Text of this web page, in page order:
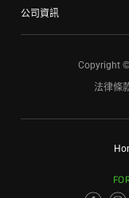
公司資訊
Copyright
法律條